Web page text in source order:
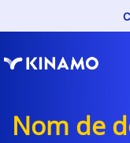
Nom de